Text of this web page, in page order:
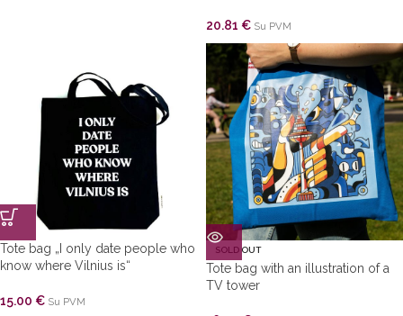
20.81 € Su PVM
Tote bag „I only date people who
know where Vilnius is“
15.00 € Su PVM
SOLD OUT
Tote bag with an illustration of a
TV tower